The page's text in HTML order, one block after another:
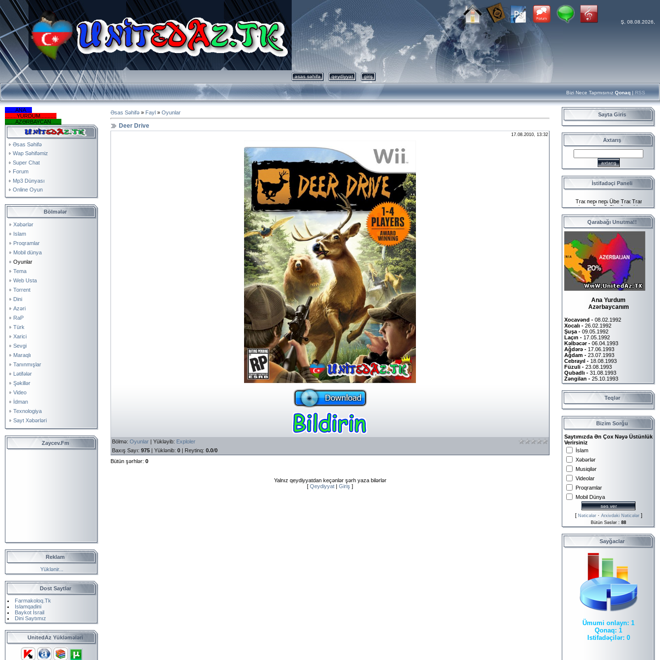
Ş, 08.08.2026,
əsas səhifə qeydiyyat giriş
Bizi Nece Tapmısınız Qonaq | RSS
.......ANA....
........YURDUM...........
.......AZƏRBAYCAN.......
Əsas Səhifə
Wap Səhifəmiz
Super Chat
Forum
Mp3 Dünyası
Online Oyun
Bölmələr
Xəbərlər
Islam
Proqramlar
Mobil dünya
Oyunlar
Tema
Web Usta
Torrent
Dini
Azəri
RaP
Türk
Xarici
Sevgi
Maraqlı
Tanınmışlar
Lətifələr
Şəkillər
Video
İdman
Texnologiya
Sayt Xəbərləri
Zaycev.Fm
Reklam
Yüklənir...
Dost Saytlar
Farmakoloq.Tk
Islamqadini
Baykot İsrail
Dini Saytımız
UnitedAz Yükləmələri
Əsas Səhifə » Fayl » Oyunlar
Deer Drive
17.08.2010, 13:32
Bölmə: Oyunlar | Yükləyib: Exploler
Baxış Sayı: 975 | Yüklənib: 0 | Reytinq: 0.0/0
Bütün şərhlər: 0
Yalnız qeydiyyatdan keçənlər şərh yaza bilərlər
[ Qeydiyyat | Giriş ]
Sayta Giris
Axtarış
İstifadəçi Paneli
Qarabağı Unutma!!
Ana Yurdum
Azərbaycanım
Xocavənd - 08.02.1992
Xocalı - 26.02.1992
Şuşa - 09.05.1992
Laçın - 17.05.1992
Kəlbəcər - 06.04.1993
Ağdərə - 17.06.1993
Ağdam - 23.07.1993
Cebrayıl - 18.08.1993
Füzuli - 23.08.1993
Qubadlı - 31.08.1993
Zəngilan - 25.10.1993
Teqlər
Bizim Sorğu
Saytımızda Ən Çox Nəyə Üstünlük
Verirsiniz
İslam
Xəbərlər
Musiqilər
Videolar
Proqramlar
Mobil Dünya
[ Nəticələr· Arxivdəki Nəticələr]
Bütün Səslər : 88
Sayğaclar
Ümumi onlayn: 1
Qonaq: 1
Istifadəçilər: 0